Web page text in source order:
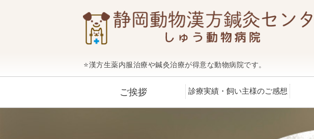
⭐️漢方生薬内服治療や鍼灸治療が得意な動物病院です。
ご挨拶 診療実績・飼い主様のご感想